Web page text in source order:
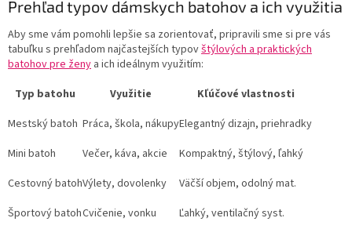
Prehľad typov dámskych batohov a ich využitia
Aby sme vám pomohli lepšie sa zorientovať, pripravili sme si pre vás
tabuľku s prehľadom najčastejších typovštýlových a praktických
batohov pre ženy a ich ideálnym využitím:
Typ batohu
Využitie
Kľúčové vlastnosti
Mestský batoh Práca, škola, nákupyElegantný dizajn, priehradky
Mini batoh
Večer, káva, akcie
Kompaktný, štýlový, ľahký
Cestovný batohVýlety, dovolenky
Väčší objem, odolný mat.
Športový batohCvičenie, vonku Ľahký, ventilačný syst.